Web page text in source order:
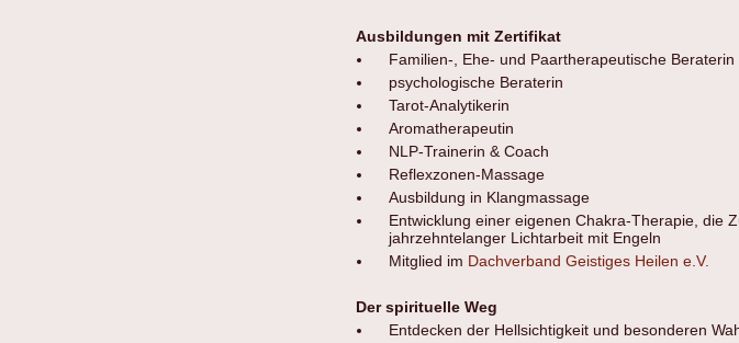
Ausbildungen mit Zertifikat
Familien-, Ehe- und Paartherapeutische Beraterin
psychologische Beraterin
Tarot-Analytikerin
Aromatherapeutin
NLP-Trainerin & Coach
Reflexzonen-Massage
Ausbildung in Klangmassage
Entwicklung einer eigenen Chakra-Therapie, die
jahrzehntelanger Lichtarbeit mit Engeln
Mitglied im Dachverband Geistiges Heilen e.V.
Der spirituelle Weg
Entdecken der Hellsichtigkeit und besonderen